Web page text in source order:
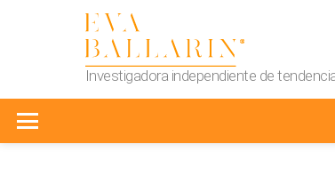
Investigadora independiente de